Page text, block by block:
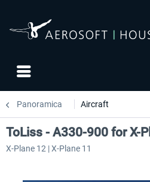
Panoramica Aircraft
ToLiss - A330-900 for X-
X-Plane 12 | X-Plane 11